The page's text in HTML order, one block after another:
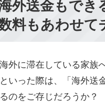
外送金もで
料もあわせて
外に滞在している家族
いった際は、「海外送
のをご存じだろうか